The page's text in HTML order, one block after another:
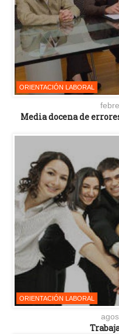
ORIENTACIÓN LABORAL
Media docena de
ORIENTACIÓN LABORAL